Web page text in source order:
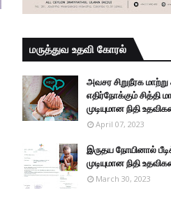
மருத்துவ உதவி கோரல்
அவசர சிறுநீரக
எதிர்நோக்கும் சித்தி
முடியுமான நிதி
April 07, 2023
இருதய நோயினால்
முடியுமான நிதி
March 30, 2023